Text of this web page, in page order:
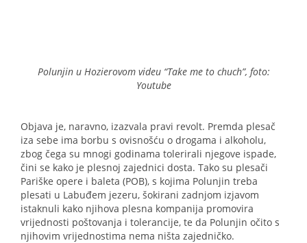
Polunjin u Hozierovom videu “Take me to chuch”, foto:
Youtube
Objava je, naravno, izazvala pravi revolt. Premda plesač
iza sebe ima borbu s ovisnošću o drogama i alkoholu,
zbog čega su mnogi godinama tolerirali njegove ispade,
čini se kako je plesnoj zajednici dosta. Tako su plesači
Pariške opere i baleta (POB), s kojima Polunjin treba
plesati u Labuđem jezeru, šokirani zadnjom izjavom
istaknuli kako njihova plesna kompanija promovira
vrijednosti poštovanja i tolerancije, te da Polunjin očito s
njihovim vrijednostima nema ništa zajedničko.